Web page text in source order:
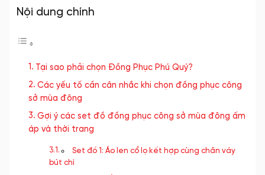
Nội dung chính
Tại sao phải chọn Đồng Phục Phú Quý?
Các yếu tố cần cân nhắc khi chọn đồng phục công
sở mùa đông
Gợi ý các set đồ đồng phục công sở mùa đông ấm
áp và thời trang
Set đồ 1: Áo len cổ lọ kết hợp cùng chân váy
bút chì